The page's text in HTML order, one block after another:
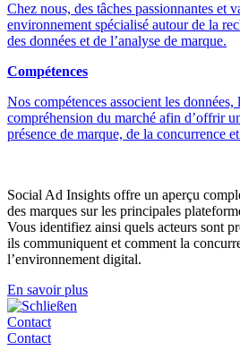
Chez nous, des tâches passionnantes et
environnement spécialisé autour de la
des données et de l’analyse de marque.
Compétences
Nos compétences associent les données,
compréhension du marché afin d’offrir
présence de marque, de la concurrence
Social Ad Insights offre un aperçu
des marques sur les principales
Vous identifiez ainsi quels acteurs sont
ils communiquent et comment la
l’environnement digital.
En savoir plus
Schließen
Contact
Contact